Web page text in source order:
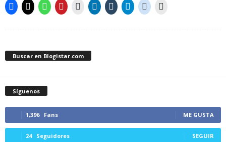
Buscar en Blogistar.com
Síguenos
1,396 Fans ME GUSTA
24 Seguidores SEGUIR